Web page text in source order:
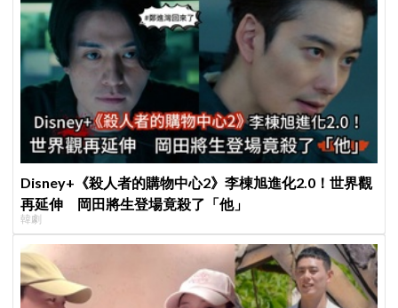
Disney+《殺人者的購物中心2》李棟旭進化2.0！世界觀
再延伸 岡田將生登場竟殺了「他」
韓劇